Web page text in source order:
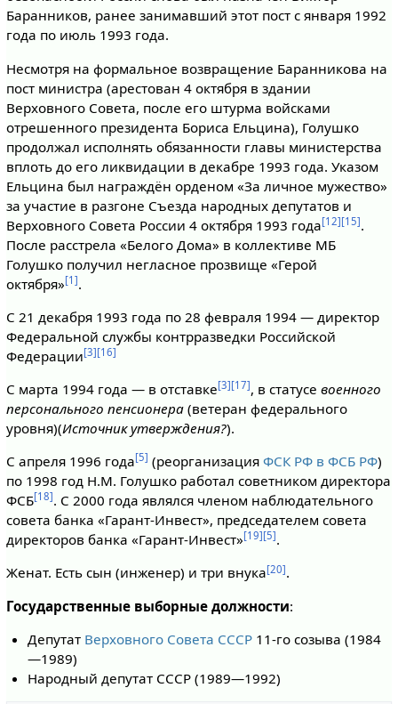
Баранников, ранее занимавший этот пост c января 1992
года по июль 1993 года.
Несмотря на формальное возвращение Баранникова на
пост министра (арестован 4 октября в здании
Верховного Совета, после его штурма войсками
отрешенного президента Бориса Ельцина), Голушко
продолжал исполнять обязанности главы министерства
вплоть до его ликвидации в декабре 1993 года. Указом
Ельцина был награждён орденом «За личное мужество»
за участие в разгоне Съезда народных депутатов и
Верховного Совета России 4 октября 1993 года[12][15].
После расстрела «Белого Дома» в коллективе МБ
Голушко получил негласное прозвище «Герой
октября»[1].
С 21 декабря 1993 года по 28 февраля 1994 — директор
Федеральной службы контрразведки Российской
Федерации[3][16]
С марта 1994 года — в отставке[3][17], в статусе военного
персонального пенсионера(ветеран федерального
уровня)(Источник утверждения?).
С апреля 1996 года[5] (реорганизация ФСК РФ в ФСБ РФ)
по 1998 год Н.М. Голушко работал советником директора
ФСБ[18]. С 2000 года являлся членом наблюдательного
совета банка «Гарант-Инвест», председателем совета
директоров банка «Гарант-Инвест»[19][5].
Женат. Есть сын (инженер) и три внука[20].
Государственные выборные должности:
Депутат Верховного Совета СССР 11-го созыва (1984
—1989)
Народный депутат СССР (1989—1992)